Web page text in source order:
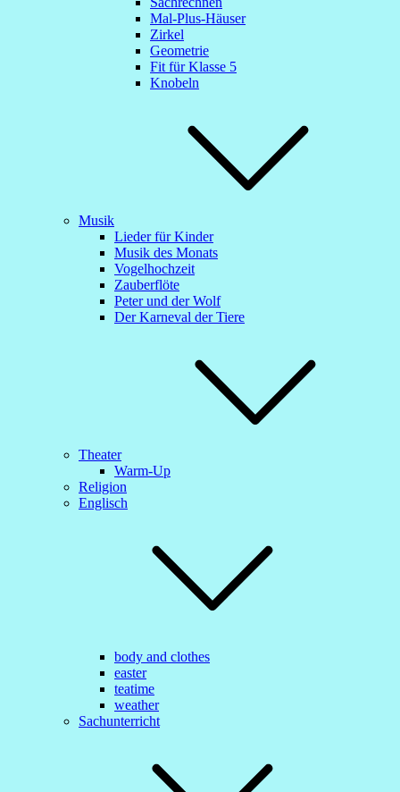
Mal-Plus-Häuser
Zirkel
Geometrie
Fit für Klasse 5
Knobeln
Musik
Lieder für Kinder
Musik des Monats
Vogelhochzeit
Zauberflöte
Peter und der Wolf
Der Karneval der Tiere
Theater
Warm-Up
Religion
Englisch
body and clothes
easter
teatime
weather
Sachunterricht